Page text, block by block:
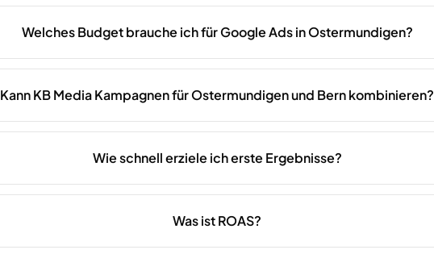
Welches Budget brauche ich für Google Ads in Ostermundigen?
Kann KB Media Kampagnen für Ostermundigen und Bern kombinieren?
Wie schnell erziele ich erste Ergebnisse?
Was ist ROAS?